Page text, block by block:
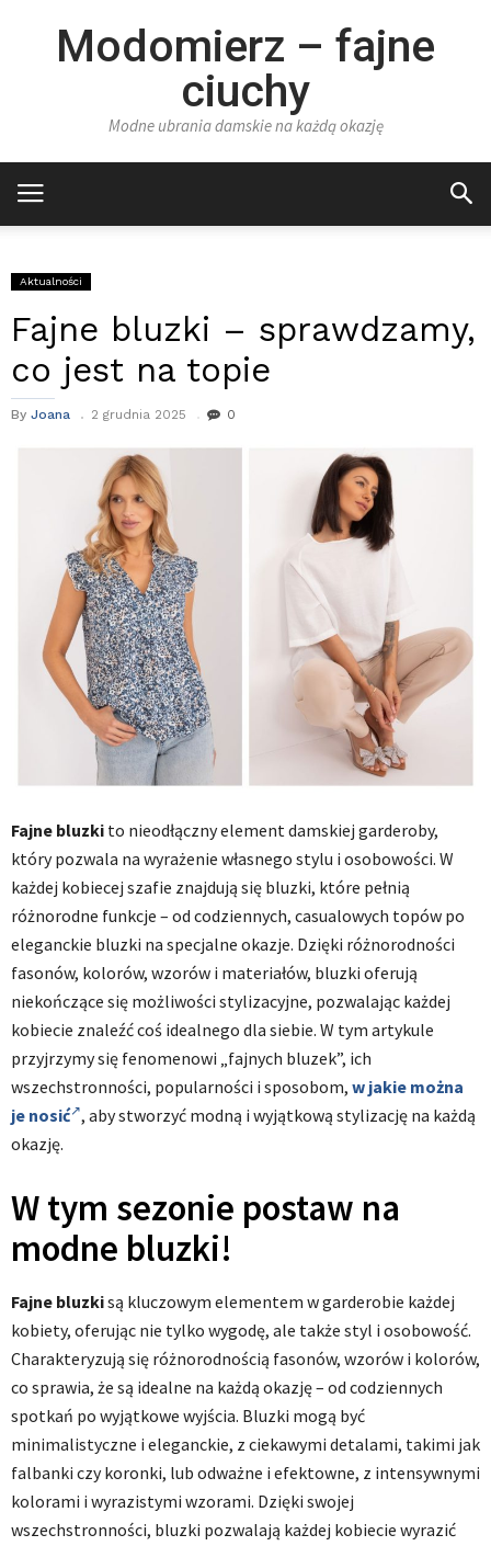
Modomierz – fajne
ciuchy
Modne ubrania damskie na każdą okazję
Aktualności
Fajne bluzki – sprawdzamy,
co jest na topie
By Joana 2 grudnia 2025 0
Fajne bluzki to nieodłączny element damskiej garderoby,
który pozwala na wyrażenie własnego stylu i osobowości. W
każdej kobiecej szafie znajdują się bluzki, które pełnią
różnorodne funkcje – od codziennych, casualowych topów po
eleganckie bluzki na specjalne okazje. Dzięki różnorodności
fasonów, kolorów, wzorów i materiałów, bluzki oferują
niekończące się możliwości stylizacyjne, pozwalając każdej
kobiecie znaleźć coś idealnego dla siebie. W tym artykule
przyjrzymy się fenomenowi „fajnych bluzek”, ich
wszechstronności, popularności i sposobom, w jakie można
je nosić , aby stworzyć modną i wyjątkową stylizację na każdą
okazję.
W tym sezonie postaw na
modne bluzki!
Fajne bluzkisą kluczowym elementem w garderobie każdej
kobiety, oferując nie tylko wygodę, ale także styl i osobowość.
Charakteryzują się różnorodnością fasonów, wzorów i kolorów,
co sprawia, że są idealne na każdą okazję – od codziennych
spotkań po wyjątkowe wyjścia. Bluzki mogą być
minimalistyczne i eleganckie, z ciekawymi detalami, takimi jak
falbanki czy koronki, lub odważne i efektowne, z intensywnymi
kolorami i wyrazistymi wzorami. Dzięki swojej
wszechstronności, bluzki pozwalają każdej kobiecie wyrazić